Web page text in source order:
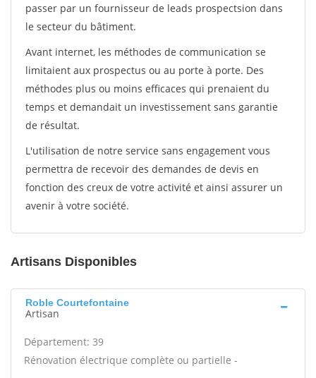
passer par un fournisseur de leads prospectsion dans
le secteur du bâtiment.
Avant internet, les méthodes de communication se
limitaient aux prospectus ou au porte à porte. Des
méthodes plus ou moins efficaces qui prenaient du
temps et demandait un investissement sans garantie
de résultat.
L'utilisation de notre service sans engagement vous
permettra de recevoir des demandes de devis en
fonction des creux de votre activité et ainsi assurer un
avenir à votre société.
Artisans Disponibles
Roble Courtefontaine
Artisan
Département: 39
Rénovation électrique complète ou partielle -